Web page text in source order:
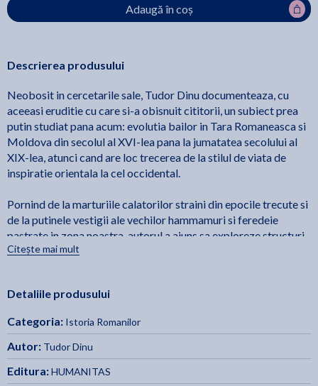
Adaugă în coș
Descrierea produsului
Neobosit in cercetarile sale, Tudor Dinu documenteaza, cu
aceeasi eruditie cu care si-a obisnuit cititorii, un subiect prea
putin studiat pana acum: evolutia bailor in Tara Romaneasca si
Moldova din secolul al XVI-lea pana la jumatatea secolului al
XIX-lea, atunci cand are loc trecerea de la stilul de viata de
inspiratie orientala la cel occidental.
Pornind de la marturiile calatorilor straini din epocile trecute si
de la putinele vestigii ale vechilor hammamuri si feredeie
pastrate in zona noastra, autorul a ajuns sa exploreze structuri
similare din regiunea balcanica, sa scoata la lumina piese
primilor vilegiaturisti, sa bata drumurile in cautarea celor dintai
balneare infiintate in jurul lor, majoritatea cufundate in uitare
azi.
In urma acestor ample expeditii intreprinse de-a lungul mai
Citește mai mult
Detaliile produsului
Categoria: Istoria Romanilor
Autor: Tudor Dinu
Editura:HUMANITAS